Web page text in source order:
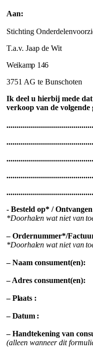
Aan:
Stichting
T.a.v. Jaap de Wit
Weikamp 146
3751 AG te Bunschoten
Ik deel u hierbij mede
verkoop van de
- Besteld op* /
*Doorhalen wat niet van
– Ordernummer*/
*Doorhalen wat niet van
– Naam consument(en):
– Adres consument(en):
– Plaats :
– Datum :
– Handtekening van
(alleen wanneer dit